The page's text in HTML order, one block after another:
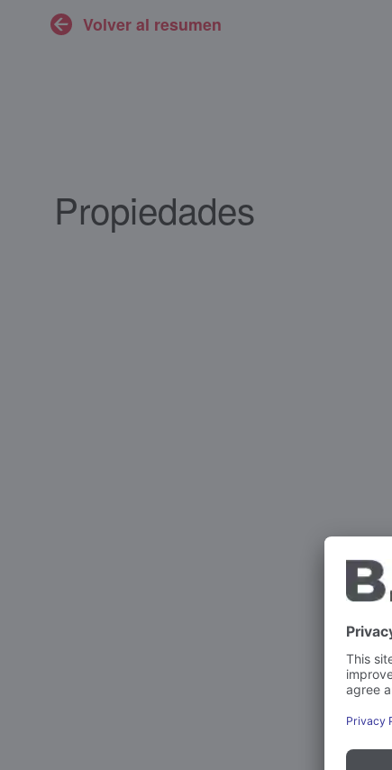
Volver al resumen
Propiedades